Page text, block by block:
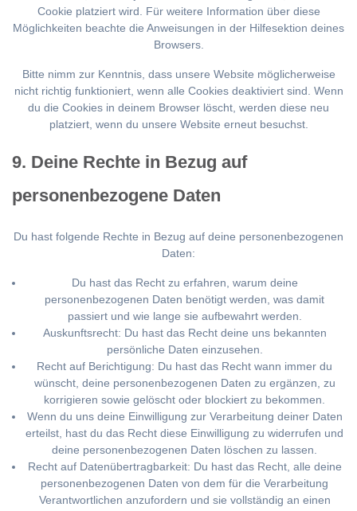
Cookie platziert wird. Für weitere Information über diese
Möglichkeiten beachte die Anweisungen in der Hilfesektion deines
Browsers.
Bitte nimm zur Kenntnis, dass unsere Website möglicherweise
nicht richtig funktioniert, wenn alle Cookies deaktiviert sind. Wenn
du die Cookies in deinem Browser löscht, werden diese neu
platziert, wenn du unsere Website erneut besuchst.
9. Deine Rechte in Bezug auf
personenbezogene Daten
Du hast folgende Rechte in Bezug auf deine personenbezogenen
Daten:
Du hast das Recht zu erfahren, warum deine
personenbezogenen Daten benötigt werden, was damit
passiert und wie lange sie aufbewahrt werden.
Auskunftsrecht: Du hast das Recht deine uns bekannten
persönliche Daten einzusehen.
Recht auf Berichtigung: Du hast das Recht wann immer du
wünscht, deine personenbezogenen Daten zu ergänzen, zu
korrigieren sowie gelöscht oder blockiert zu bekommen.
Wenn du uns deine Einwilligung zur Verarbeitung deiner Daten
erteilst, hast du das Recht diese Einwilligung zu widerrufen und
deine personenbezogenen Daten löschen zu lassen.
Recht auf Datenübertragbarkeit: Du hast das Recht, alle deine
personenbezogenen Daten von dem für die Verarbeitung
Verantwortlichen anzufordern und sie vollständig an einen